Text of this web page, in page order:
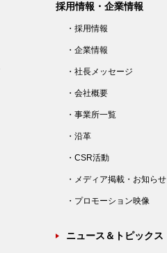
採用情報・企業情報
・採用情報
・企業情報
・社長メッセージ
・会社概要
・事業所一覧
・沿革
・CSR活動
・メディア掲載・お知らせ
・プロモーション映像
ニュース＆トピックス